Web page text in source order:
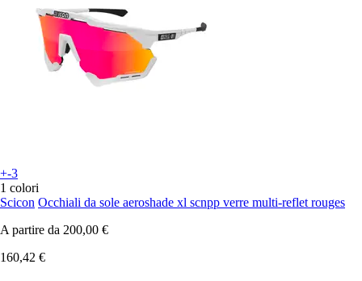
+-3
1 colori
Scicon Occhiali da sole aeroshade xl scnpp verre multi-reflet rouges
A partire da 200,00 €
160,42 €